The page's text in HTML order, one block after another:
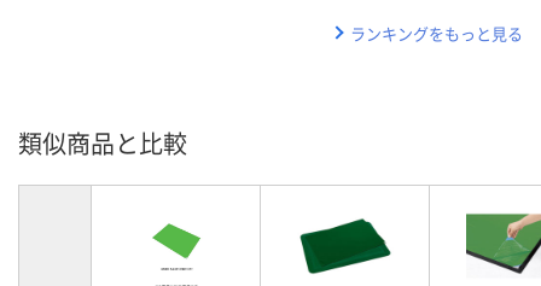
ランキングをもっと見る
類似商品と比較